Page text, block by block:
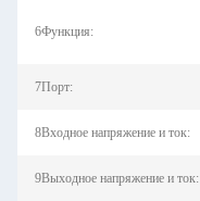
6Функция:
7Порт:
8Входное напряжение и ток:
9Выходное напряжение и ток: